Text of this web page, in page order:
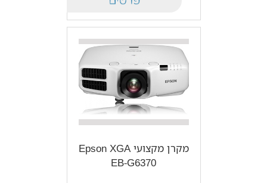
מקרן מקצועי Epson XGA
EB-G6370